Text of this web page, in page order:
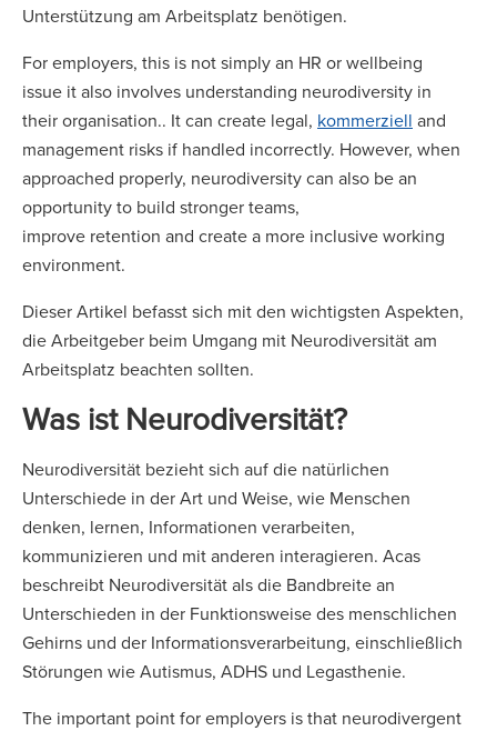
Unterstützung am Arbeitsplatz benötigen.
For employers, this is not simply an HR or wellbeing
issue it also involves understanding neurodiversity in
their organisation.. It can create legal, kommerziell and
management risks if handled incorrectly. However, when
approached properly, neurodiversity can also be an
opportunity to build stronger teams,
improve retention and create a more inclusive working
environment.
Dieser Artikel befasst sich mit den wichtigsten Aspekten,
die Arbeitgeber beim Umgang mit Neurodiversität am
Arbeitsplatz beachten sollten.
Was ist Neurodiversität?
Neurodiversität bezieht sich auf die natürlichen
Unterschiede in der Art und Weise, wie Menschen
denken, lernen, Informationen verarbeiten,
kommunizieren und mit anderen interagieren. Acas
beschreibt Neurodiversität als die Bandbreite an
Unterschieden in der Funktionsweise des menschlichen
Gehirns und der Informationsverarbeitung, einschließlich
Störungen wie Autismus, ADHS und Legasthenie.
The important point for employers is that neurodivergent